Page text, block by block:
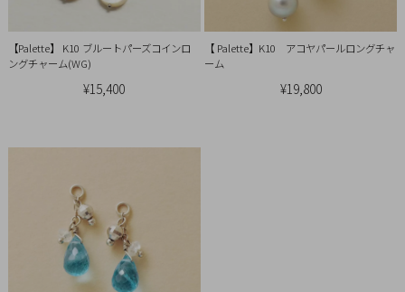
【Palette】 K10 ブルートパーズコインロ
ングチャーム(WG)
¥15,400
【 Palette】K10 アコヤパールロングチャ
ーム
¥19,800
シ
ー
シ